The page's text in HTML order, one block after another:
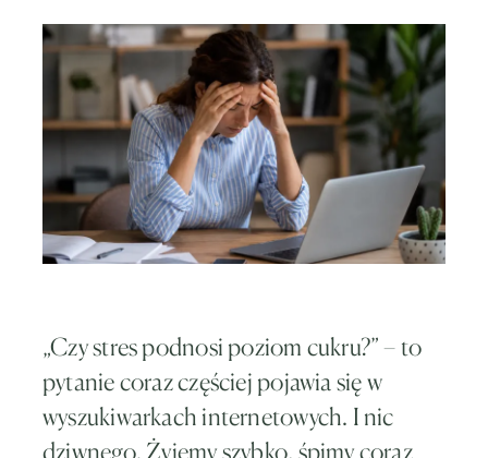
„Czy stres podnosi poziom cukru?” – to
pytanie coraz częściej pojawia się w
wyszukiwarkach internetowych. I nic
dziwnego. Żyjemy szybko, śpimy coraz